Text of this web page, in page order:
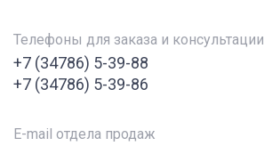
Телефоны для заказа и консультации
+7 (34786) 5-39-88
+7 (34786) 5-39-86
E-mail отдела продаж